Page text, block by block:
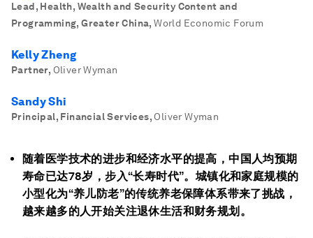
Lead, Health, Wealth and Security Content and
Programming, Greater China, World Economic Forum
Kelly Zheng
Partner, Oliver Wyman
Sandy Shi
Principal, Financial Services, Oliver Wyman
随着医学技术的进步和经济水平的提高，中国人均预期
寿命已达78岁，步入“长寿时代”。城镇化和家庭规模的
小型化为“养儿防老”的传统养老保障体系带来了挑战，
越来越多的人开始关注退休生活和财务规划。